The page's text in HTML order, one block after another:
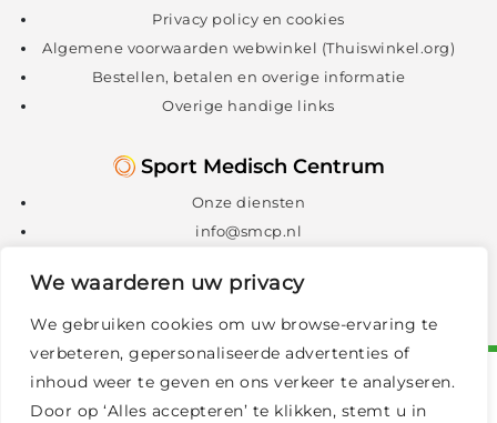
We waarderen uw privacy
We gebruiken cookies om uw browse-ervaring te
verbeteren, gepersonaliseerde advertenties of
inhoud weer te geven en ons verkeer te analyseren.
Door op ‘Alles accepteren’ te klikken, stemt u in
Privacy policy en cookies
Algemene voorwaarden webwinkel (Thuiswinkel.org)
Bestellen, betalen en overige informatie
Overige handige links
Sport Medisch Centrum
Onze diensten
info@smcp.nl